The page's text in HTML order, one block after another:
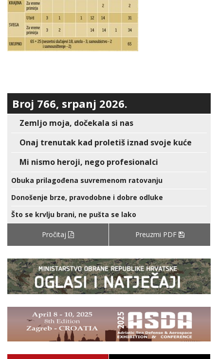
Broj 766, srpanj 2026.
Zemljo moja, dočekala si nas
Onaj trenutak kad proletiš iznad svoje kuće
Mi nismo heroji, nego profesionalci
Obuka prilagođena suvremenom ratovanju
Donošenje brze, pravodobne i dobre odluke
Što se krvlju brani, ne pušta se lako
Pročitaj Preuzmi PDF